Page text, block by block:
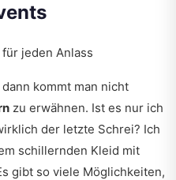
jeden Anlass
kommt man nicht
zu erwähnen. Ist es nur ich
der letzte Schrei? Ich
schillernden Kleid mit
gibt so viele Möglichkeiten,